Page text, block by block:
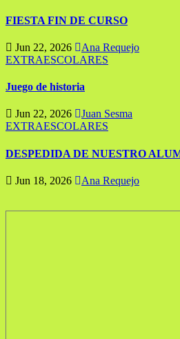
FIESTA FIN DE CURSO
Jun 22, 2026
Ana Requejo
EXTRAESCOLARES
Juego de historia
Jun 22, 2026
Juan Sesma
EXTRAESCOLARES
DESPEDIDA DE NUESTRO
Jun 18, 2026 Ana Requejo